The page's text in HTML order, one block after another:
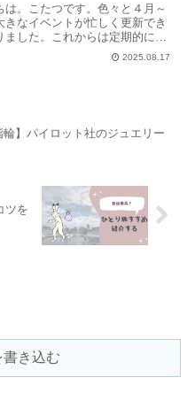
は。こたつです。色々と４月～
きなイベントが忙しく更新でき
ました。これからは定期的に更
よう頑張ります！ふるさと納税
に特産品を楽しめる制度です。
2025.08.17
輪】パイロット社のジュエリー
ツを
書き込む